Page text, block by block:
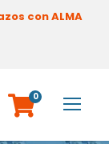
con ALMA
0